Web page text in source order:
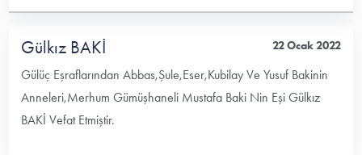
Gülkız BAKİ 22 Ocak 2022
Gülüç Eşraflarından Abbas,Şule,Eser,Kubilay Ve Yusuf Bakinin
Anneleri,Merhum Gümüşhaneli Mustafa Baki Nin Eşi Gülkız
BAKİ Vefat Etmiştir.